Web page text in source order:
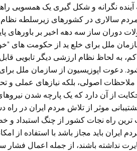
نگرانه و شکل گیری یک همسویی
سالاری در کشورهای زیرسلطه
دوران ساز سه دهه اخیر بر باورهای
ملل برای خلع ید از حکومت های
به لحاظ نظام ارزشی دیگر تابویی
دعوت اپوزیسیون از سازمان ملل
اصولی، بلکه نیازهای عملی و
آن دارد که یک پارچه شدن نیروهای
موثر از تلاش مردم ایران در راه
راه نجات کشور از چنگ استبداد و
باید مجاز باشد با استفاده از
نداشته باشند، از جمله اعمال فشار